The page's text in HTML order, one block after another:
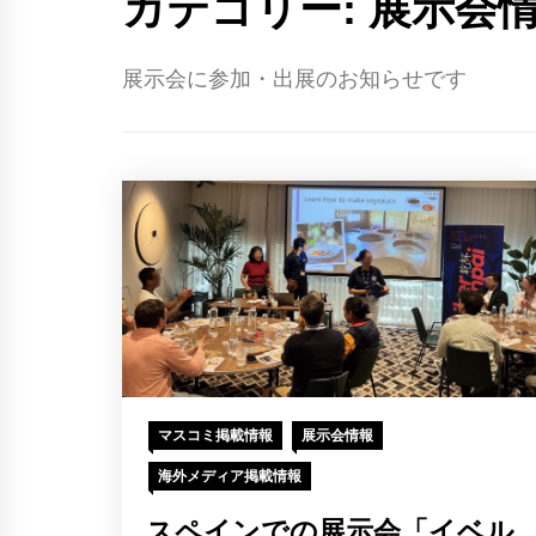
展示会に参加・出展のお知らせです
マスコミ掲載情報 展示会情報
海外メディア掲載情報